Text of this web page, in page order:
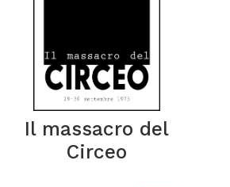
Il massacro del
Circeo